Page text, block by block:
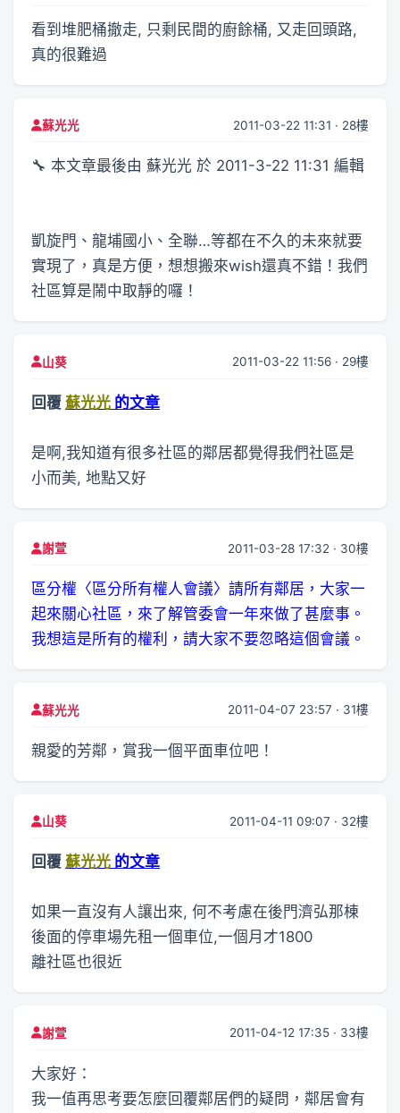
看到堆肥桶撤走, 只剩民間的廚餘桶, 又走回頭路,
真的很難過
蘇光光 2011-03-22 11:31 · 28樓
🔧 本文章最後由 蘇光光 於 2011-3-22 11:31 編輯
凱旋門、龍埔國小、全聯…等都在不久的未來就要
實現了，真是方便，想想搬來wish還真不錯！我們
社區算是鬧中取靜的囉！
山葵 2011-03-22 11:56 · 29樓
回覆 蘇光光 的文章
是啊,我知道有很多社區的鄰居都覺得我們社區是
小而美, 地點又好
謝萱 2011-03-28 17:32 · 30樓
區分權〈區分所有權人會議〉請所有鄰居，大家一
起來關心社區，來了解管委會一年來做了甚麼事。
我想這是所有的權利，請大家不要忽略這個會議。
蘇光光 2011-04-07 23:57 · 31樓
親愛的芳鄰，賞我一個平面車位吧！
山葵 2011-04-11 09:07 · 32樓
回覆 蘇光光 的文章
如果一直沒有人讓出來, 何不考慮在後門濟弘那棟
後面的停車場先租一個車位,一個月才1800
離社區也很近
謝萱 2011-04-12 17:35 · 33樓
大家好：
我一值再思考要怎麼回覆鄰居們的疑問，鄰居會有